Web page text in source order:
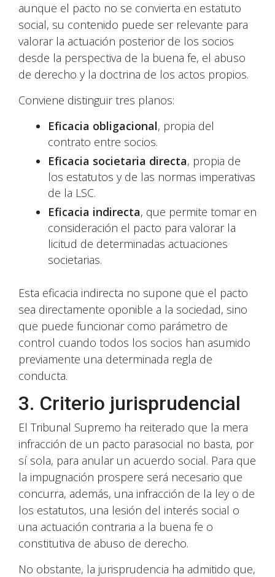
aunque el pacto no se convierta en estatuto
social, su contenido puede ser relevante para
valorar la actuación posterior de los socios
desde la perspectiva de la buena fe, el abuso
de derecho y la doctrina de los actos propios.
Conviene distinguir tres planos:
Eficacia obligacional, propia del
contrato entre socios.
Eficacia societaria directa, propia de
los estatutos y de las normas imperativas
de la LSC.
Eficacia indirecta, que permite tomar en
consideración el pacto para valorar la
licitud de determinadas actuaciones
societarias.
Esta eficacia indirecta no supone que el pacto
sea directamente oponible a la sociedad, sino
que puede funcionar como parámetro de
control cuando todos los socios han asumido
previamente una determinada regla de
conducta.
3. Criterio jurisprudencial
El Tribunal Supremo ha reiterado que la mera
infracción de un pacto parasocial no basta, por
sí sola, para anular un acuerdo social. Para que
la impugnación prospere será necesario que
concurra, además, una infracción de la ley o de
los estatutos, una lesión del interés social o
una actuación contraria a la buena fe o
constitutiva de abuso de derecho.
No obstante, la jurisprudencia ha admitido que,